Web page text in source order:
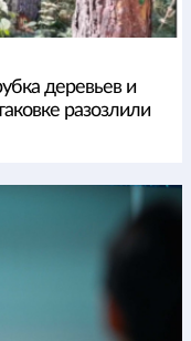
деревьев и
разозлили